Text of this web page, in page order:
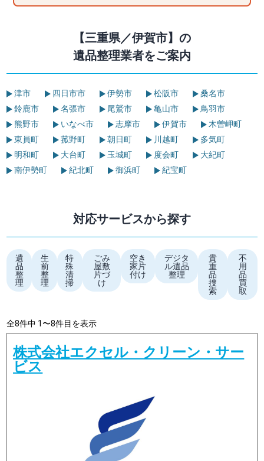
【三重県／伊賀市】の
遺品整理業者をご案内
津市 四日市市 伊勢市 松阪市
桑名市
鈴鹿市
名張市 尾鷲市 亀山市
鳥羽市
熊野市
いなべ市 志摩市 伊賀市
木曽岬町
東員町
菰野町 朝日町 川越町
多気町
明和町
大台町 玉城町 度会町
大紀町
南伊勢町
紀北町 御浜町 紀宝町
対応サービスから探す
遺
品
整
理
生
前
整
理
特
殊
清
掃
ごみ
屋敷
片づ
け
空き
家片
付け
デジタ
ル遺品
整理
貴
重
品
捜
索
不
用
品
買
取
全8件中 1〜8件目を表示
株式会社エクセル・クリーン・サー
ビス